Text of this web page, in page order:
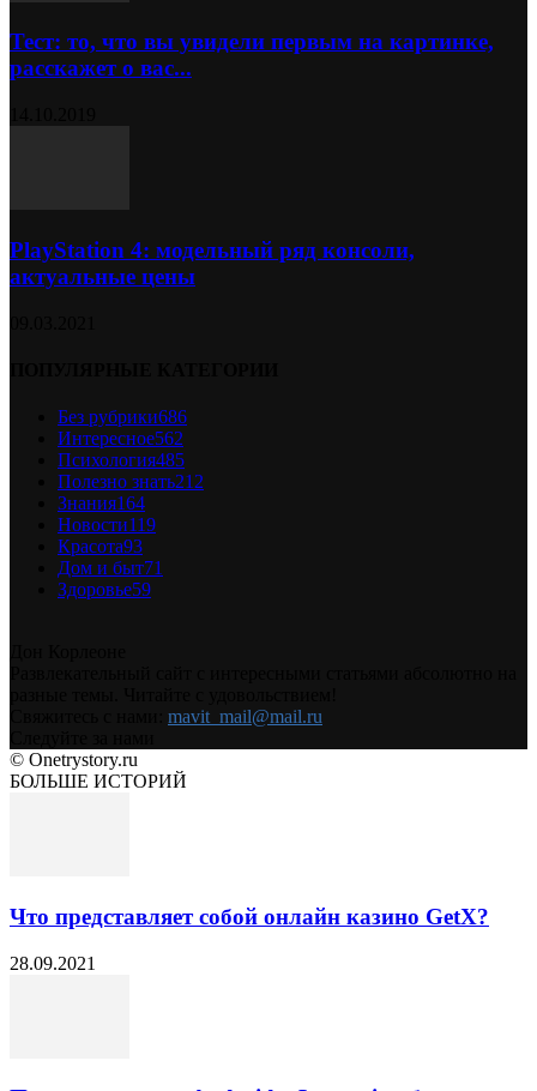
Тест: то, что вы увидели первым на картинке,
расскажет о вас...
PlayStation 4: модельный ряд консоли,
актуальные цены
Без рубрики686
Интересное562
Психология485
Полезно знать212
Знания164
Новости119
Красота93
Дом и быт71
Здоровье59
mavit_mail@mail.ru
© Onetrystory.ru
БОЛЬШЕ ИСТОРИЙ
Что представляет собой онлайн казино GetX?
28.09.2021